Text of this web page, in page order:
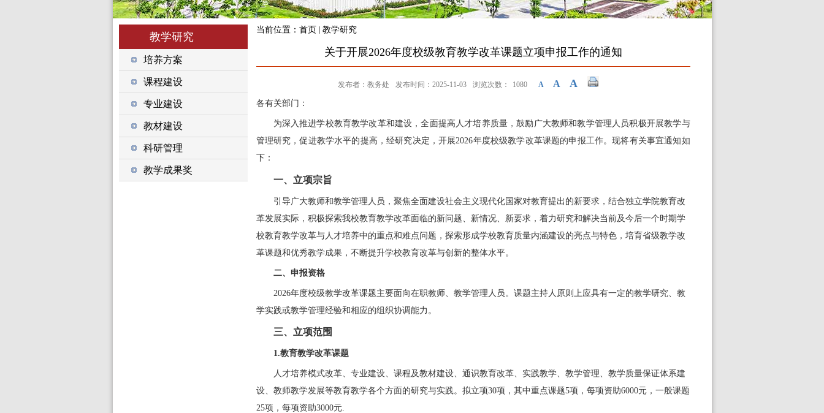
教学研究
培养方案
课程建设
专业建设
教材建设
科研管理
教学成果奖
当前位置： 首页 教学研究
关于开展2026年度校级教育教学改革课题立项申报工作的通知
发布者：教务处 发布时间：2025-11-03 浏览次数： 1080 A A A
各有关部门：
为深入推进学校教育教学改革和建设，全面提高人才培养质量，鼓励广大教师和教学管理人员积极开展教学与
管理研究，促进教学水平的提高，经研究决定，开展2026年度校级教学改革课题的申报工作。现将有关事宜通知如
下：
一、立项宗旨
引导广大教师和教学管理人员，聚焦全面建设社会主义现代化国家对教育提出的新要求，结合独立学院教育改
革发展实际，积极探索我校教育教学改革面临的新问题、新情况、新要求，着力研究和解决当前及今后一个时期学
校教育教学改革与人才培养中的重点和难点问题，探索形成学校教育质量内涵建设的亮点与特色，培育省级教学改
革课题和优秀教学成果，不断提升学校教育改革与创新的整体水平。
二、申报资格
2026年度校级教学改革课题主要面向在职教师、教学管理人员。课题主持人原则上应具有一定的教学研究、教
学实践或教学管理经验和相应的组织协调能力。
三、立项范围
1.教育教学改革课题
人才培养模式改革、专业建设、课程及教材建设、通识教育改革、实践教学、教学管理、教学质量保证体系建
设、教师教学发展等教育教学各个方面的研究与实践。 拟立项30项，其中重点课题5项，每项资助6000元，一般课题
25项，每项资助3000元.